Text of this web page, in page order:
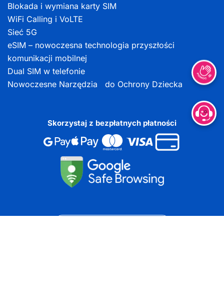
Blokada i wymiana karty SIM
WiFi Calling i VoLTE
Sieć 5G
eSIM – nowoczesna technologia przyszłości
komunikacji mobilnej
Dual SIM w telefonie
Nowoczesne Narzędzia do Ochrony Dziecka
Skorzystaj z bezpłatnych płatności